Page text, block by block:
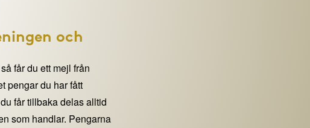
och
får du ett mejl från
pengar du har fått
får tillbaka delas alltid
som handlar. Pengarna